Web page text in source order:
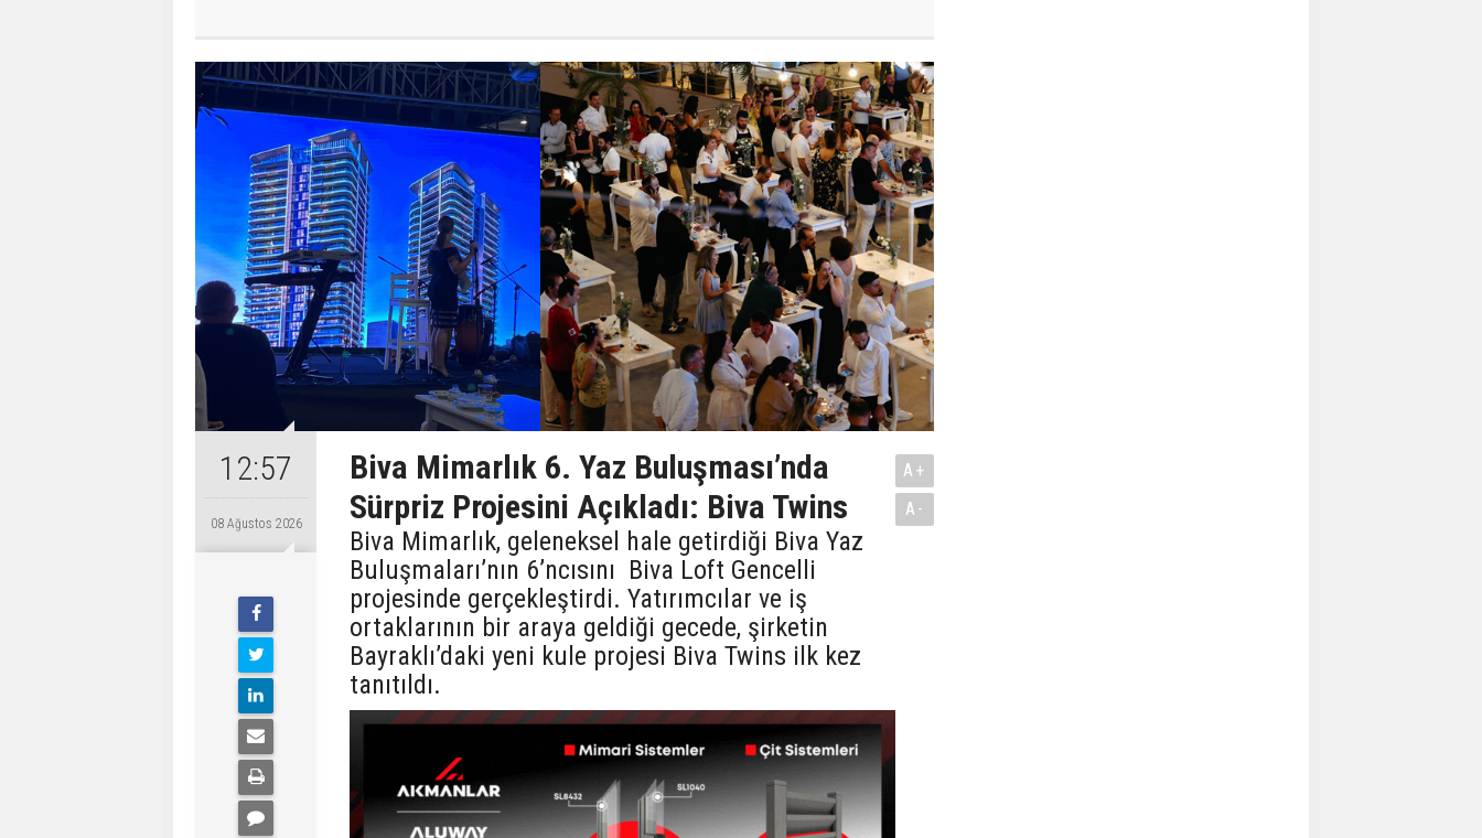
12:57
08 Ağustos 2026
Biva Mimarlık 6. Yaz Buluşması’nda
Sürpriz Projesini Açıkladı: Biva Twins
Biva Mimarlık, geleneksel hale getirdiği Biva Yaz
Buluşmaları’nın 6’ncısını Biva Loft Gencelli
projesinde gerçekleştirdi. Yatırımcılar ve iş
ortaklarının bir araya geldiği gecede, şirketin
Bayraklı’daki yeni kule projesi Biva Twins ilk kez
tanıtıldı.
A+
A-